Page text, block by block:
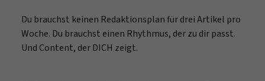
Du brauchst keinen Redaktionsplan für drei Artikel pro
Woche. Du brauchst einen Rhythmus, der zu dir passt.
Und Content, der DICH zeigt.